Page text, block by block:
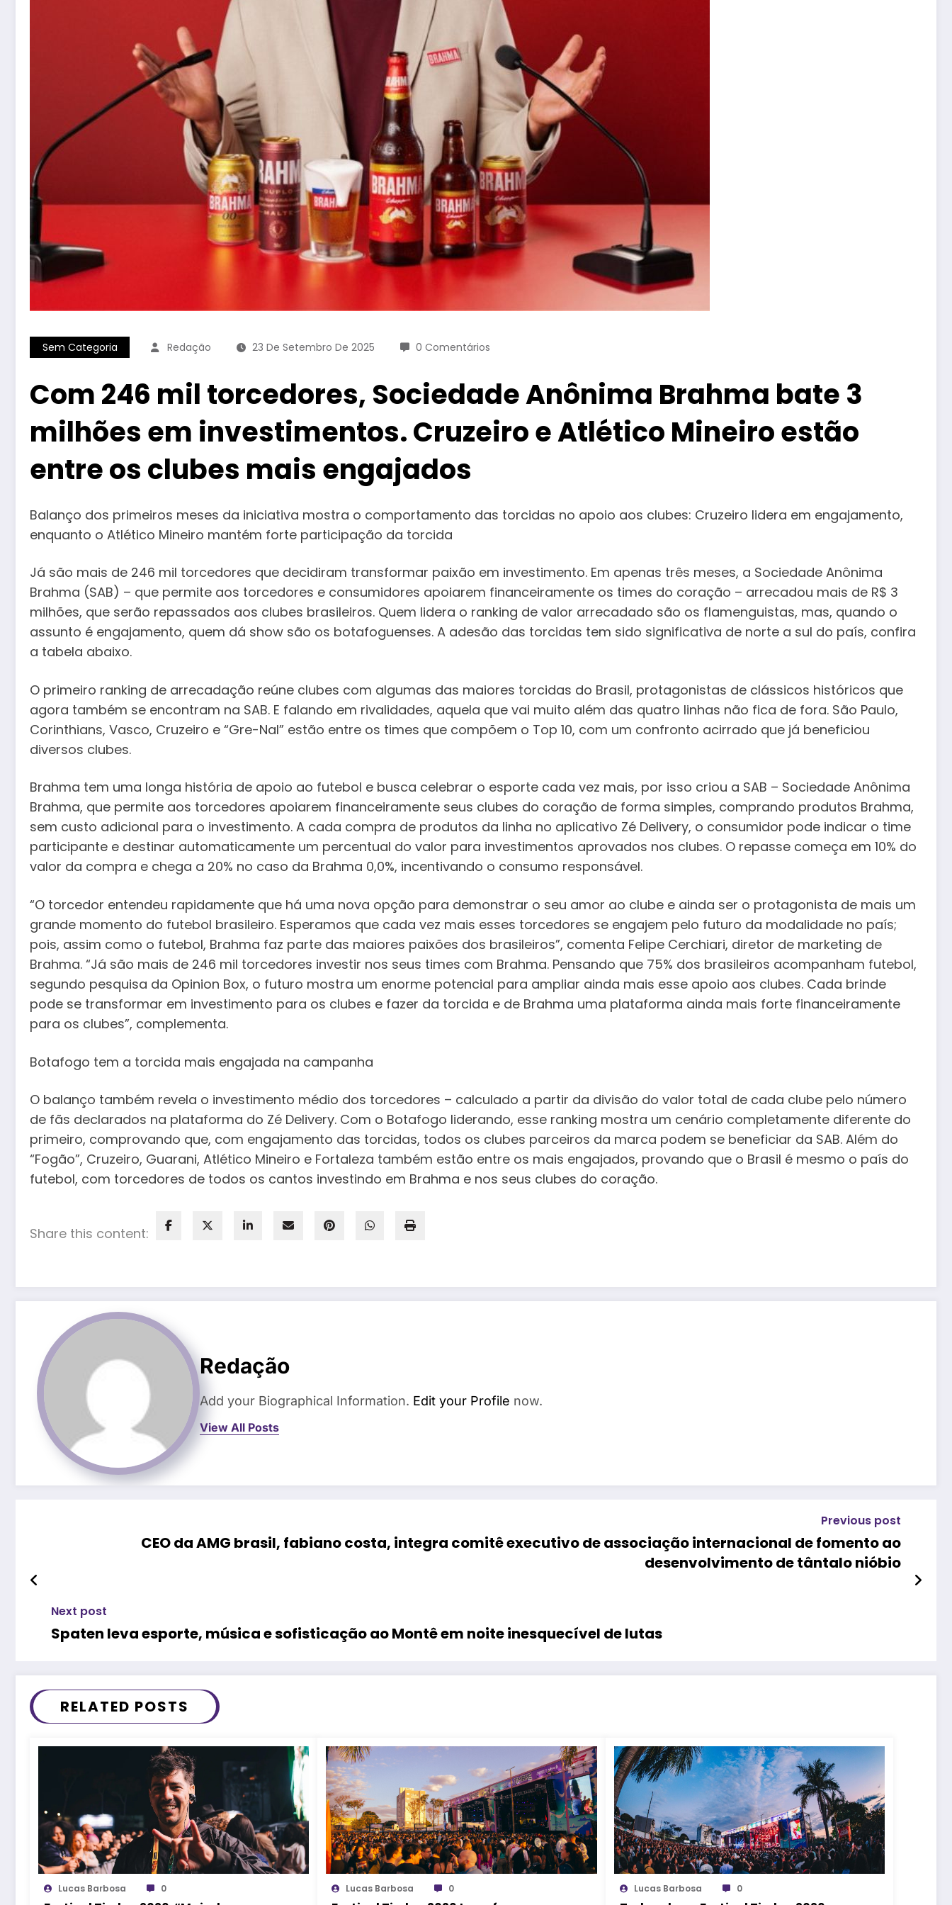
Sem Categoria Redação 23 De Setembro De 2025 0 Comentários
Com 246 mil torcedores, Sociedade Anônima Brahma bate 3
milhões em investimentos. Cruzeiro e Atlético Mineiro estão
entre os clubes mais engajados
Balanço dos primeiros meses da iniciativa mostra o comportamento das torcidas no apoio aos clubes: Cruzeiro lidera em engajamento,
enquanto o Atlético Mineiro mantém forte participação da torcida
Já são mais de 246 mil torcedores que decidiram transformar paixão em investimento. Em apenas três meses, a Sociedade Anônima
Brahma (SAB) – que permite aos torcedores e consumidores apoiarem financeiramente os times do coração – arrecadou mais de R$ 3
milhões, que serão repassados aos clubes brasileiros. Quem lidera o ranking de valor arrecadado são os flamenguistas, mas, quando o
assunto é engajamento, quem dá show são os botafoguenses. A adesão das torcidas tem sido significativa de norte a sul do país, confira
a tabela abaixo.
O primeiro ranking de arrecadação reúne clubes com algumas das maiores torcidas do Brasil, protagonistas de clássicos históricos que
agora também se encontram na SAB. E falando em rivalidades, aquela que vai muito além das quatro linhas não fica de fora. São Paulo,
Corinthians, Vasco, Cruzeiro e “Gre-Nal” estão entre os times que compõem o Top 10, com um confronto acirrado que já beneficiou
diversos clubes.
Brahma tem uma longa história de apoio ao futebol e busca celebrar o esporte cada vez mais, por isso criou a SAB – Sociedade Anônima
Brahma, que permite aos torcedores apoiarem financeiramente seus clubes do coração de forma simples, comprando produtos Brahma,
sem custo adicional para o investimento. A cada compra de produtos da linha no aplicativo Zé Delivery, o consumidor pode indicar o time
participante e destinar automaticamente um percentual do valor para investimentos aprovados nos clubes. O repasse começa em 10% do
valor da compra e chega a 20% no caso da Brahma 0,0%, incentivando o consumo responsável.
“O torcedor entendeu rapidamente que há uma nova opção para demonstrar o seu amor ao clube e ainda ser o protagonista de mais um
grande momento do futebol brasileiro. Esperamos que cada vez mais esses torcedores se engajem pelo futuro da modalidade no país;
pois, assim como o futebol, Brahma faz parte das maiores paixões dos brasileiros”, comenta Felipe Cerchiari, diretor de marketing de
Brahma. “Já são mais de 246 mil torcedores investir nos seus times com Brahma. Pensando que 75% dos brasileiros acompanham futebol,
segundo pesquisa da Opinion Box, o futuro mostra um enorme potencial para ampliar ainda mais esse apoio aos clubes. Cada brinde
pode se transformar em investimento para os clubes e fazer da torcida e de Brahma uma plataforma ainda mais forte financeiramente
para os clubes”, complementa.
Botafogo tem a torcida mais engajada na campanha
O balanço também revela o investimento médio dos torcedores – calculado a partir da divisão do valor total de cada clube pelo número
de fãs declarados na plataforma do Zé Delivery. Com o Botafogo liderando, esse ranking mostra um cenário completamente diferente do
primeiro, comprovando que, com engajamento das torcidas, todos os clubes parceiros da marca podem se beneficiar da SAB. Além do
“Fogão”, Cruzeiro, Guarani, Atlético Mineiro e Fortaleza também estão entre os mais engajados, provando que o Brasil é mesmo o país do
futebol, com torcedores de todos os cantos investindo em Brahma e nos seus clubes do coração.
Share this content:
Redação
Add your Biographical Information. Edit your Profile now.
View All Posts
Previous post
CEO da AMG brasil, fabiano costa, integra comitê executivo de associação internacional de fomento ao
desenvolvimento de tântalo nióbio
Next post
Spaten leva esporte, música e sofisticação ao Montê em noite inesquecível de lutas
RELATED POSTS
Lucas Barbosa 0 Lucas Barbosa 0 Lucas Barbosa 0